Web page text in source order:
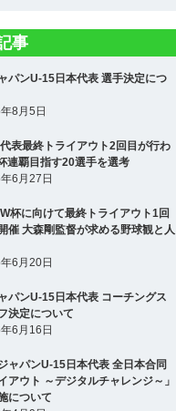
事
パンU-15日本代表 選手決定につ
8月5日
表最終トライアウト2回目が行わ
連覇目指す20選手を選考
6月27日
杯に向けて最終トライアウト1回
催 大森剛監督が求める野球観と人
6月20日
パンU-15日本代表 コーチングス
決定について
6月16日
ジャパンU-15日本代表 全日本合同
アウト ～デジタルチャレンジ～」
について